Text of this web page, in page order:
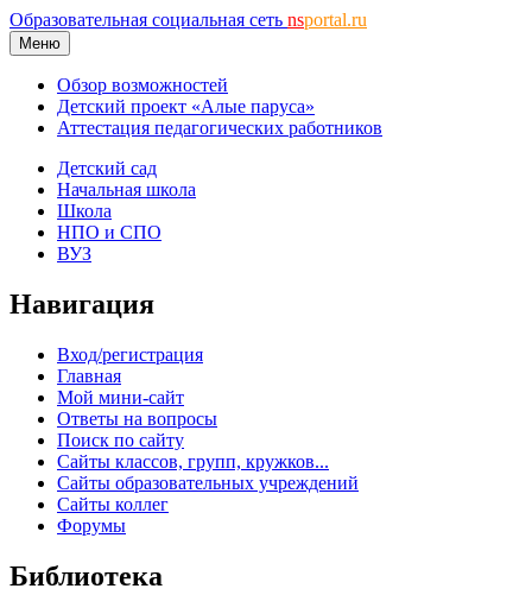
Образовательная социальная сеть nsportal.ru
Меню
Обзор возможностей
Детский проект «Алые паруса»
Аттестация педагогических работников
Детский сад
Начальная школа
Школа
НПО и СПО
ВУЗ
Навигация
Вход/регистрация
Главная
Мой мини-сайт
Ответы на вопросы
Поиск по сайту
Сайты классов, групп, кружков...
Сайты образовательных учреждений
Сайты коллег
Форумы
Библиотека